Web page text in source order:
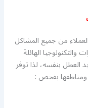
من جميع المشاكل
الهائلة
بنفسه، لذا توفر
ومناطقها بفحص :